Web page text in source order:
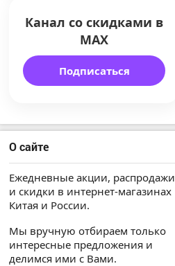
Канал со скидками в
MAX
Подписаться
О сайте
Ежедневные акции, распродажи
и скидки в интернет-магазинах
Китая и России.
Мы вручную отбираем только
интересные предложения и
делимся ими с Вами.